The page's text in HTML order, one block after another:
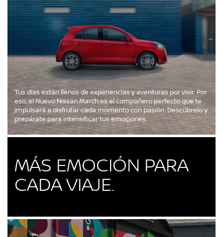
Tus días están llenos de experiencias y aventuras por vivir. Por
eso, el Nuevo Nissan March es el compañero perfecto que te
impulsará a disfrutar cada momento con pasión. Descúbrelo y
prepárate para intensificar tus emociones.
MÁS EMOCIÓN PARA
CADA VIAJE.